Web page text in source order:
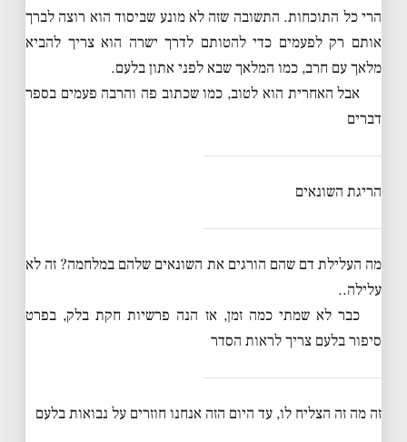
הרי כל התוכחות. התשובה שזה לא מונע שביסוד הוא רוצה לברך
אותם רק לפעמים כדי להטותם לדרך ישרה הוא צריך להביא
מלאך עם חרב, כמו המלאך שבא לפני אתון בלעם.
אבל האחרית הוא לטוב, כמו שכתוב פה והרבה פעמים בספר
דברים
הריגת השונאים
מה העלילת דם שהם הורגים את השונאים שלהם במלחמה? זה לא
עלילה..
כבר לא שמתי כמה זמן, אז הנה פרשיות חקת בלק, בפרט
סיפור בלעם צריך לראות הסדר
זה מה זה הצליח לו, עד היום הזה אנחנו חוזרים על נבואות בלעם